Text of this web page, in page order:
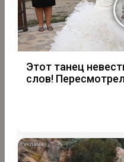
Этот танец
слов!